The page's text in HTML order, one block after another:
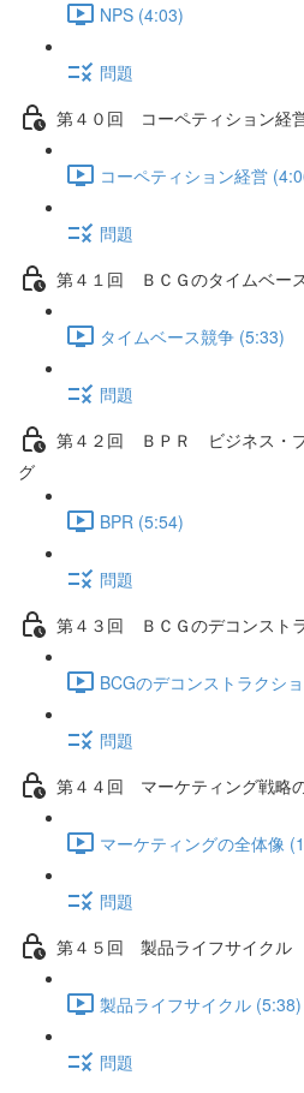
NPS (4:03)
問題
第４０回 コーペティション経
コーペティション経営
問題
第４１回 ＢＣＧのタイムベー
タイムベース競争 (5:33)
問題
第４２回 ＢＰＲ ビジネス・
グ
BPR (5:54)
問題
第４３回 ＢＣＧのデコンスト
BCGのデコンストラクシ
問題
第４４回 マーケティング戦
マーケティングの全体像
問題
第４５回 製品ライフサイクル
製品ライフサイクル (5:38)
問題